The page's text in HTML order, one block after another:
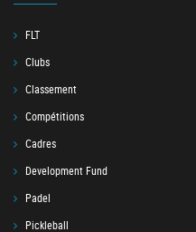
FLT
Clubs
Classement
Compétitions
Cadres
Development Fund
Padel
Pickleball